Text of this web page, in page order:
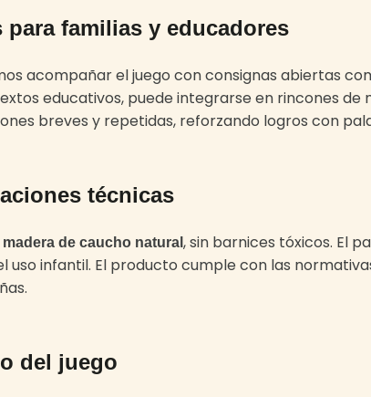
para familias y educadores
acompañar el juego con consignas abiertas
educativos, puede integrarse en rincones
breves y repetidas, reforzando logros con
técnicas
madera de caucho natural, sin barnices tóxicos. El
uso infantil. El producto cumple con las
del juego